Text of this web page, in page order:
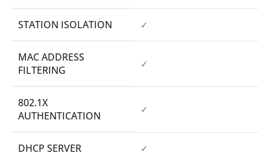
STATION ISOLATION ✓
MAC ADDRESS
FILTERING
✓
802.1X
AUTHENTICATION
✓
DHCP SERVER ✓